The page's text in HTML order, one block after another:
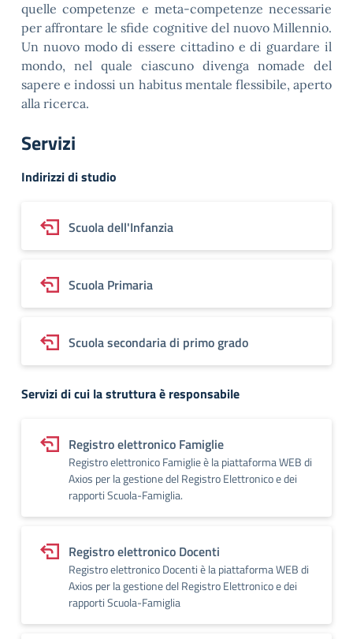
quelle competenze e meta-competenze necessarie
per affrontare le sfide cognitive del nuovo Millennio.
Un nuovo modo di essere cittadino e di guardare il
mondo, nel quale ciascuno divenga nomade del
sapere e indossi un habitus mentale flessibile, aperto
alla ricerca.
Servizi
Indirizzi di studio
Scuola dell'Infanzia
Scuola Primaria
Scuola secondaria di primo grado
Servizi di cui la struttura è responsabile
Registro elettronico Famiglie
Registro elettronico Famiglie è la piattaforma WEB di
Axios per la gestione del Registro Elettronico e dei
rapporti Scuola-Famiglia.
Registro elettronico Docenti
Registro elettronico Docenti è la piattaforma WEB di
Axios per la gestione del Registro Elettronico e dei
rapporti Scuola-Famiglia